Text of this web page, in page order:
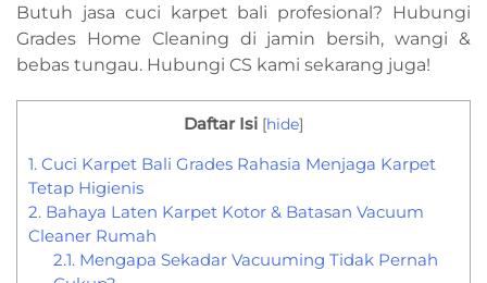
Butuh jasa cuci karpet bali profesional? Hubungi
Grades Home Cleaning di jamin bersih, wangi &
bebas tungau. Hubungi CS kami sekarang juga!
Daftar Isi [hide]
1. Cuci Karpet Bali Grades Rahasia Menjaga Karpet
Tetap Higienis
2. Bahaya Laten Karpet Kotor & Batasan Vacuum
Cleaner Rumah
2.1.Mengapa Sekadar Vacuuming Tidak Pernah